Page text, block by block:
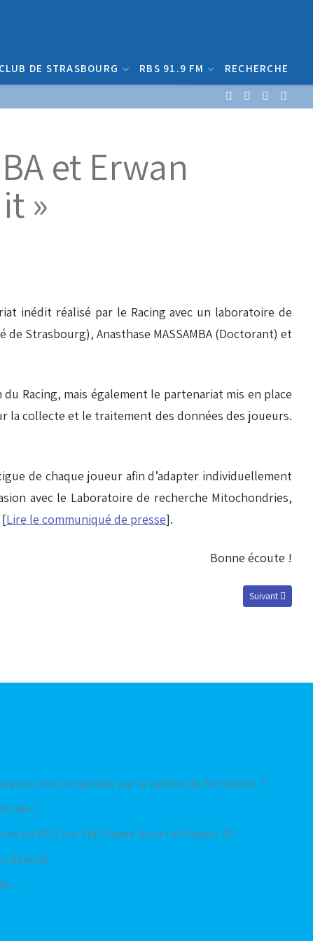
DE STRASBOURG RBS 91.9 FM RECHERCHE
et Erwan
»
inédit réalisé par le Racing avec un laboratoire de
Strasbourg), Anasthase MASSAMBA (Doctorant) et
Racing, mais également le partenariat mis en place
la collecte et le traitement des données des joueurs.
de chaque joueur afin d’adapter individuellement
avec le Laboratoire de recherche Mitochondries,
[Lire le communiqué de presse].
Bonne écoute !
Article suivant :
Suivant
non conservés par le centre de formation ?
!
du RCS sur Ma Chaine Sport et Alsace 20
dévoilé
...